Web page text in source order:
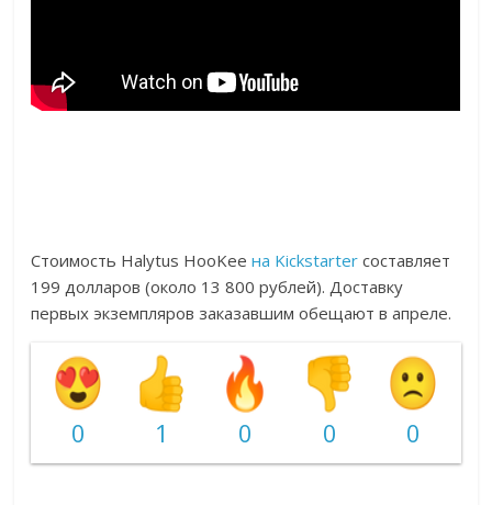
Стоимость Halytus HooKeeна Kickstarter составляет
199 долларов (около 13 800 рублей). Доставку
первых экземпляров заказавшим обещают в апреле.
0 1 0 0 0